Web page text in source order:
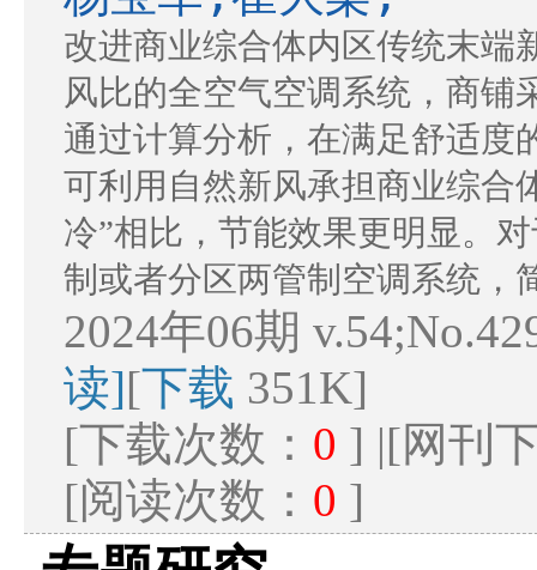
改进商业综合体内区传统末端
风比的全空气空调系统，商铺
通过计算分析，在满足舒适度
可利用自然新风承担商业综合
冷”相比，节能效果更明显。
制或者分区两管制空调系统，
2024年06期
读][下载 351K]
[下载次数： 0 ] |[网刊
[阅读次数： 0 ]